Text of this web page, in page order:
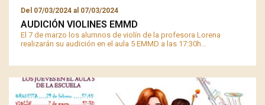
Del 07/03/2024 al 07/03/2024
AUDICIÓN VIOLINES EMMD
El 7 de marzo los alumnos de violín de la profesora Lorena
realizarán su audición en el aula 5 EMMD a las 17:30h…